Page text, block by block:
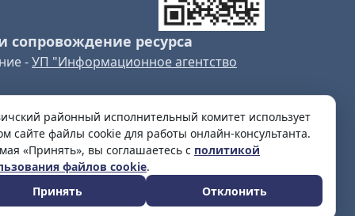
сопровождение ресурса
-УП "Информационное агентство
районный исполнительный комитет использует
сайте файлы cookie для работы онлайн-консультанта.
«Принять», вы соглашаетесь с политикой
файлов cookie.
Принять
Отклонить